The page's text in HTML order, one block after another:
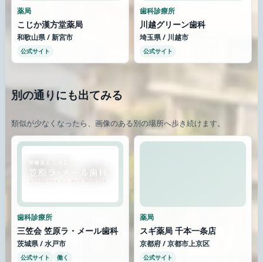
薬局
こじか漢方堂薬局
和歌山県 / 新宮市
公式サイト
歯科診療所
川越グリーン歯科
埼玉県 / 川越市
公式サイト
別の通りにも出てみる
類似が少なくなったら、画像のある別の場所へ歩き続けます。
歯科診療所
三笠会 笠原ラ・メール歯科
茨城県 / 水戸市
公式サイト 働く
薬局
スギ薬局 千本一条店
京都府 / 京都市上京区
公式サイト